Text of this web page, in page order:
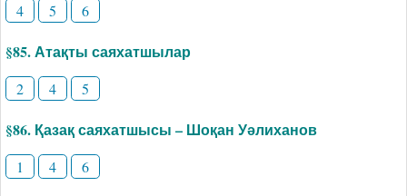
4 5 6
§85. Атақты саяхатшылар
2 4 5
§86. Қазақ саяхатшысы – Шоқан Уәлиханов
1 4 6